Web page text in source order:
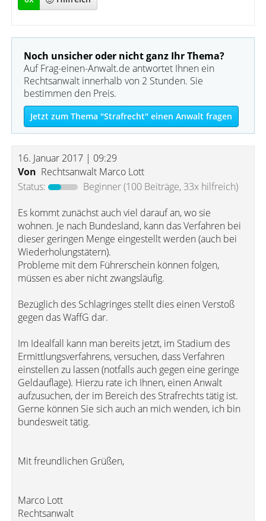
Noch unsicher oder nicht ganz Ihr Thema?
Auf Frag-einen-Anwalt.de antwortet Ihnen ein
Rechtsanwalt innerhalb von 2 Stunden. Sie
bestimmen den Preis.
Jetzt zum Thema "Strafrecht" einen Anwalt fragen
16. Januar 2017 | 09:29
Von Rechtsanwalt Marco Lott
Status:
Beginner(100 Beiträge, 33x hilfreich)
Es kommt zunächst auch viel darauf an, wo sie
wohnen. Je nach Bundesland, kann das Verfahren bei
dieser geringen Menge eingestellt werden (auch bei
Wiederholungstätern).
Probleme mit dem Führerschein können folgen,
müssen es aber nicht zwangsläufig.
Bezüglich des Schlagringes stellt dies einen Verstoß
gegen das WaffG dar.
Im Idealfall kann man bereits jetzt, im Stadium des
Ermittlungsverfahrens, versuchen, dass Verfahren
einstellen zu lassen (notfalls auch gegen eine geringe
Geldauflage). Hierzu rate ich Ihnen, einen Anwalt
aufzusuchen, der im Bereich des Strafrechts tätig ist.
Gerne können Sie sich auch an mich wenden, ich bin
bundesweit tätig.
Mit freundlichen Grüßen,
Marco Lott
Rechtsanwalt